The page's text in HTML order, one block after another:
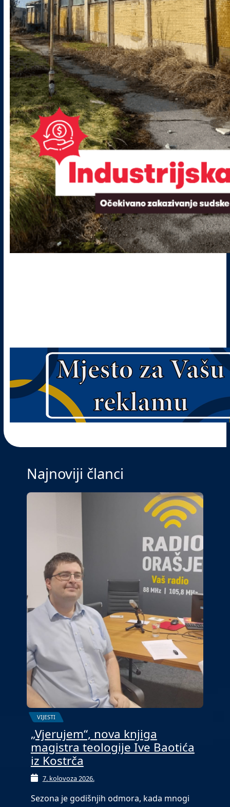
Najnoviji članci
VIJESTI
„Vjerujem“, nova knjiga
magistra teologije Ive Baotića
iz Kostrča
7. kolovoza 2026.
Sezona je godišnjih odmora, kada mnogi